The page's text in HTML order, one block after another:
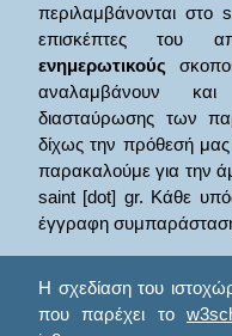
περιλαμβάνονται στο
επισκέπτες του
ενημερωτικούς
αναλαμβάνουν
διασταύρωσης των
δίχως την πρόθεσή μας
παρακαλούμε για την
saint [dot] gr. Κάθε
έγγραφη συμπαράσταση
Η σχεδίαση του
που παρέχει το